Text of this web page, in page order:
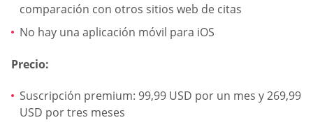
comparación con otros sitios web de citas
No hay una aplicación móvil para iOS
Precio:
Suscripción premium: 99,99 USD por un mes y 269,99
USD por tres meses